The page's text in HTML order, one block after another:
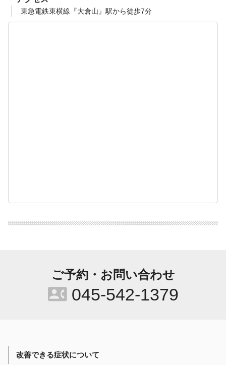
東急電鉄東横線『大倉山』駅から徒歩7分
ご予約・お問い合わせ
contact_phone 045-542-1379
改善できる症状について